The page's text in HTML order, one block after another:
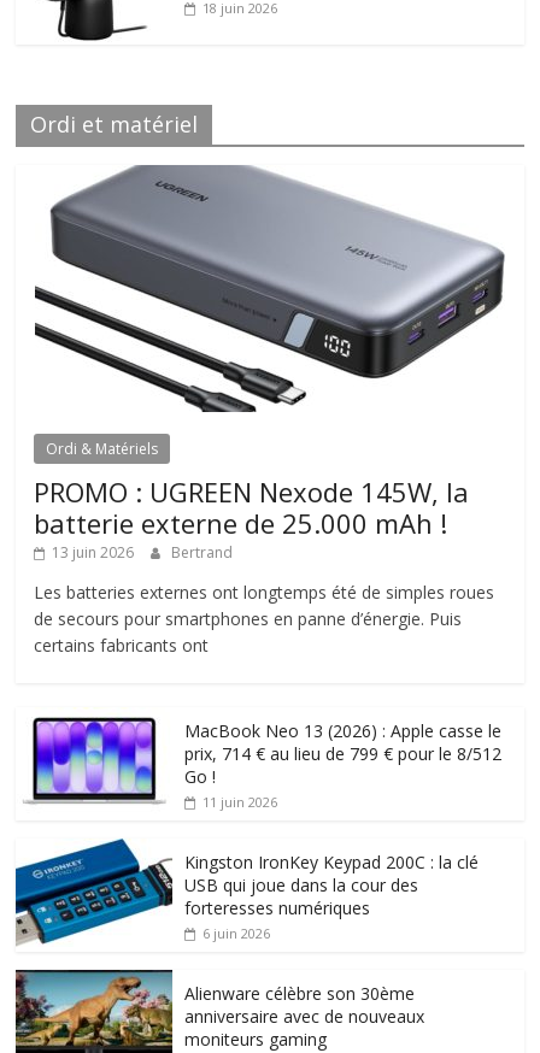
18 juin 2026
Ordi et matériel
Ordi & Matériels
PROMO : UGREEN Nexode 145W, la
batterie externe de 25.000 mAh !
13 juin 2026 Bertrand
Les batteries externes ont longtemps été de simples roues
de secours pour smartphones en panne d’énergie. Puis
certains fabricants ont
MacBook Neo 13 (2026) : Apple casse le
prix, 714 € au lieu de 799 € pour le 8/512
Go !
11 juin 2026
Kingston IronKey Keypad 200C : la clé
USB qui joue dans la cour des
forteresses numériques
6 juin 2026
Alienware célèbre son 30ème
anniversaire avec de nouveaux
moniteurs gaming